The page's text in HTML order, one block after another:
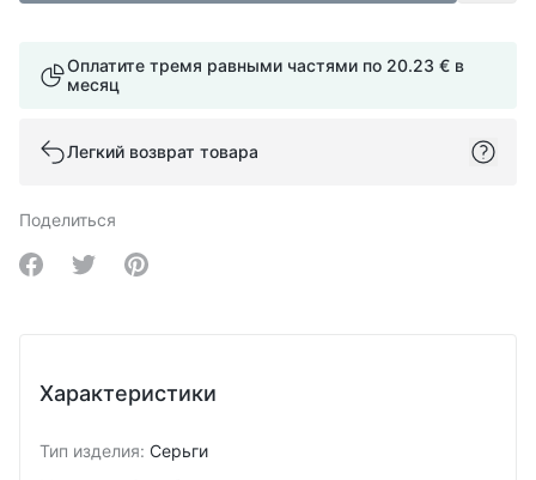
Оплатите тремя равными частями по 20.23 € в
месяц
Легкий возврат товара
Поделиться
Share on Facebook
Share on Twitter
Share on Pinterest
Характеристики
Тип изделия: Серьги